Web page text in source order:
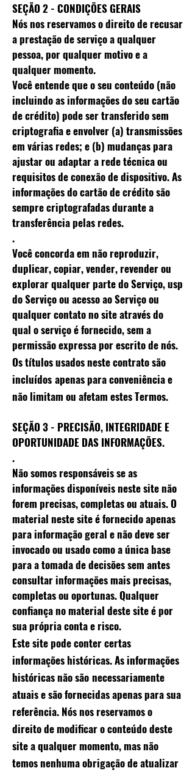
SEÇÃO 2 - CONDIÇÕES GERAIS
Nós nos reservamos o direito de recusar
a prestação de serviço a qualquer
pessoa, por qualquer motivo e a
qualquer momento.
Você entende que o seu conteúdo (não
incluindo as informações do seu cartão
de crédito) pode ser transferido sem
criptografia e envolver (a) transmissões
em várias redes; e (b) mudanças para
ajustar ou adaptar a rede técnica ou
requisitos de conexão de dispositivo. As
informações do cartão de crédito são
sempre criptografadas durante a
transferência pelas redes.
.
Você concorda em não reproduzir,
duplicar, copiar, vender, revender ou
explorar qualquer parte do Serviço, usp
do Serviço ou acesso ao Serviço ou
qualquer contato no site através do
qual o serviço é fornecido, sem a
permissão expressa por escrito de nós.
Os títulos usados ​​neste contrato são
incluídos apenas para conveniência e
não limitam ou afetam estes Termos.
SEÇÃO 3 - PRECISÃO, INTEGRIDADE E
OPORTUNIDADE DAS INFORMAÇÕES.
.
Não somos responsáveis ​​se as
informações disponíveis neste site não
forem precisas, completas ou atuais. O
material neste site é fornecido apenas
para informação geral e não deve ser
invocado ou usado como a única base
para a tomada de decisões sem antes
consultar informações mais precisas,
completas ou oportunas. Qualquer
confiança no material deste site é por
sua própria conta e risco.
Este site pode conter certas
informações históricas. As informações
históricas não são necessariamente
atuais e são fornecidas apenas para sua
referência. Nós nos reservamos o
direito de modificar o conteúdo deste
site a qualquer momento, mas não
temos nenhuma obrigação de atualizar